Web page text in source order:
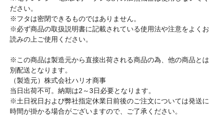
ださい。
※フタは密閉できるものではありません。
※必ず商品の取扱説明書に記載されている使用法や注意をよくお
読みの上ご使用ください。
※この商品は製造元から直接出荷される商品の為、他の商品とは
別配送となります。
（製造元）株式会社ハリオ商事
当日出荷不可。納期は2～3日必要となります。
※土日祝日および弊社指定休業日前後のご注文については発送に
時間が掛かる場合がございますので、ご了承ください。